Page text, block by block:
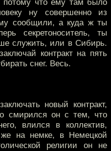
потому что ему там было
ну совершенно из
сообщили, а куда ж ты
секретоноситель, ты
служить, или в Сибирь.
контракт на пять
снег. Весь.
новый контракт,
смирился он с тем, что
влился в коллектив,
на немке, в Немецкой
религии он не